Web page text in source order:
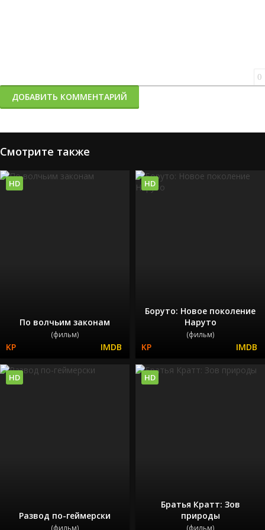
0
ДОБАВИТЬ КОММЕНТАРИЙ
Смотрите также
По волчьим законам
(фильм)
HD
Боруто: Новое поколение
Наруто
(фильм)
HD
Развод по-геймерски
(фильм)
HD
Братья Кратт: Зов
природы
(фильм)
HD